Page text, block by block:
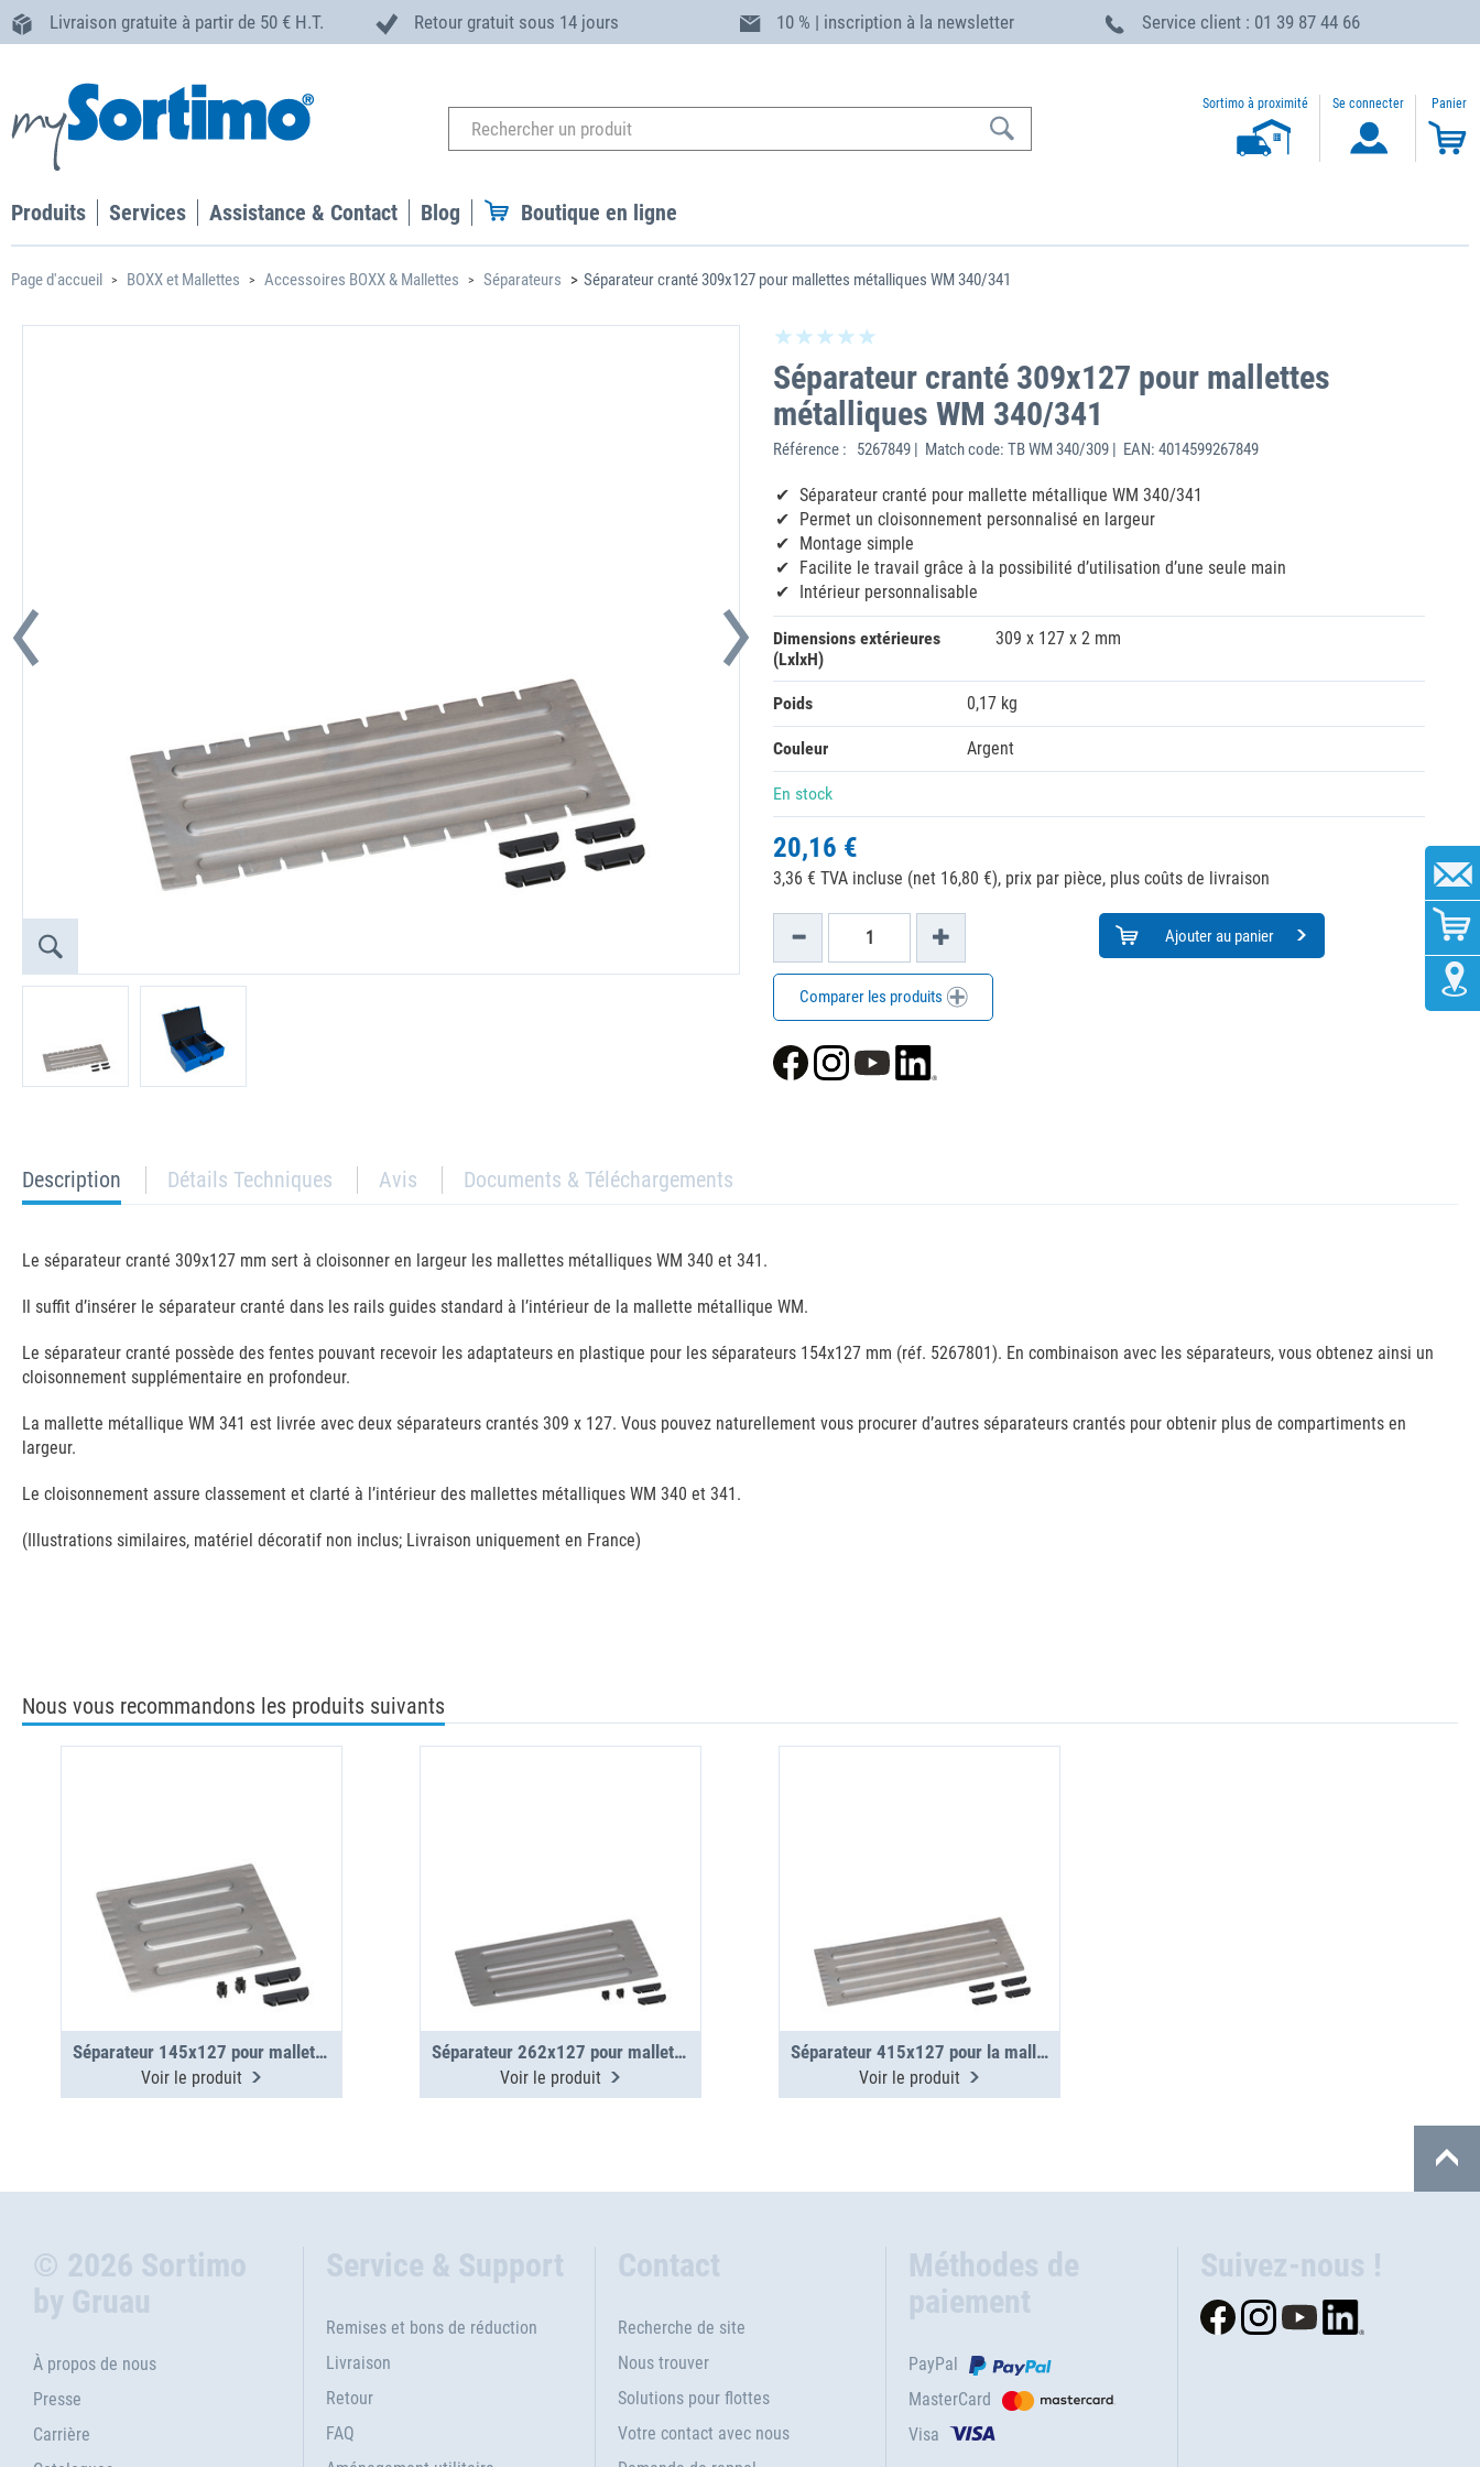
Livraison gratuite à partir de 50 € H.T. Retour gratuit sous 14 jours 10 % | inscription à la newsletter Service client : 01 39 87 44 66
Sortimo à proximité Se connecter Panier
Produits Services Assistance & Contact Blog Boutique en ligne
Page d'accueil BOXX et Mallettes Accessoires BOXX & Mallettes Séparateurs Séparateur cranté 309x127 pour mallettes métalliques WM 340/341
Séparateur cranté 309x127 pour mallettes
métalliques WM 340/341
Référence : 5267849 | Match code: TB WM 340/309 | EAN: 4014599267849
Séparateur cranté pour mallette métallique WM 340/341
Permet un cloisonnement personnalisé en largeur
Montage simple
Facilite le travail grâce à la possibilité d’utilisation d’une seule main
Intérieur personnalisable
Dimensions extérieures
(LxlxH)
309 x 127 x 2 mm
Poids 0,17 kg
Couleur Argent
En stock
20,16 €
3,36 € TVA incluse (net 16,80 €), prix par pièce, plus coûts de livraison
Ajouter au panier
Comparer les produits
current
tab:
Description Détails Techniques Avis Documents & Téléchargements
Le séparateur cranté 309x127 mm sert à cloisonner en largeur les mallettes métalliques WM 340 et 341.
Il suffit d’insérer le séparateur cranté dans les rails guides standard à l’intérieur de la mallette métallique WM.
Le séparateur cranté possède des fentes pouvant recevoir les adaptateurs en plastique pour les séparateurs 154x127 mm (réf. 5267801). En combinaison avec les séparateurs, vous obtenez ainsi un
cloisonnement supplémentaire en profondeur.
La mallette métallique WM 341 est livrée avec deux séparateurs crantés 309 x 127. Vous pouvez naturellement vous procurer d’autres séparateurs crantés pour obtenir plus de compartiments en
largeur.
Le cloisonnement assure classement et clarté à l’intérieur des mallettes métalliques WM 340 et 341.
(Illustrations similaires, matériel décoratif non inclus; Livraison uniquement en France)
Nous vous recommandons les produits suivants
Séparateur 145x127 pour mallettes métalliques WM 340/341
Voir le produit
Séparateur 262x127 pour mallettes métalliques WM 340/341
Voir le produit
Séparateur 415x127 pour la mallette métallique KM 340
Voir le produit
© 2026 Sortimo
by Gruau
À propos de nous
Presse
Carrière
Service & Support
Remises et bons de réduction
Livraison
Retour
FAQ
Contact
Recherche de site
Nous trouver
Solutions pour flottes
Votre contact avec nous
Méthodes de
paiement
PayPal
MasterCard
Visa
Suivez-nous !